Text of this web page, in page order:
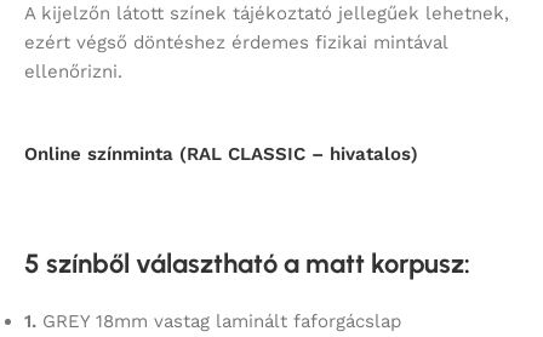
A kijelzőn látott színek tájékoztató jellegűek lehetnek,
ezért végső döntéshez érdemes fizikai mintával
ellenőrizni.
Online színminta (RAL CLASSIC – hivatalos)
5 színből választható a matt korpusz:
1. GREY 18mm vastag laminált faforgácslap